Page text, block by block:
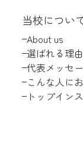
当校につい
About us
選ばれる理由
代表メッセ
こんな人に
トップイン